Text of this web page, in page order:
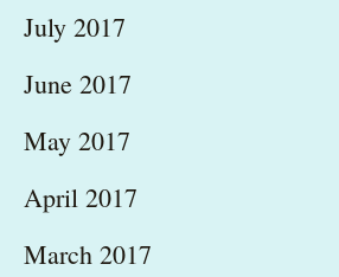
July 2017
June 2017
May 2017
April 2017
March 2017